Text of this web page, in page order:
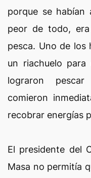
porque se habían
peor de todo,
pesca. Uno de los
un riachuelo para
lograron
comieron
recobrar energías
El presidente del
Masa no permitía